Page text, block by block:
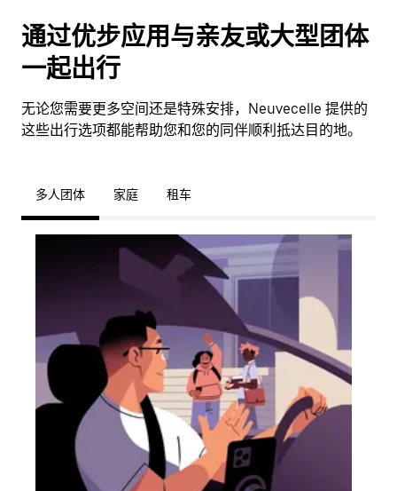
通过优步应用与亲友或大型团体
一起出行
无论您需要更多空间还是特殊安排，Neuvecelle 提供的
这些出行选项都能帮助您和您的同伴顺利抵达目的地。
多人团体 家庭 租车